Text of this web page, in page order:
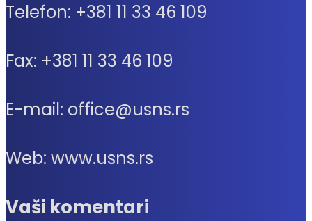
Telefon: +381 11 33 46 109
Fax: +381 11 33 46 109
E-mail: office@usns.rs
Web: www.usns.rs
Vaši komentari